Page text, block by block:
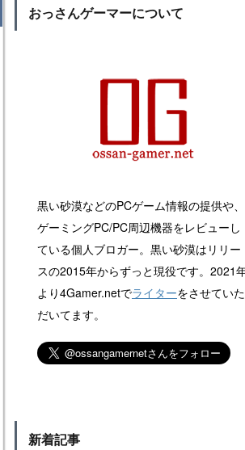
おっさんゲーマーについて
黒い砂漠などのPCゲーム情報の提供や、
ゲーミングPC/PC周辺機器をレビューし
ている個人ブロガー。黒い砂漠はリリー
スの2015年からずっと現役です。2021
より4Gamer.netでライターをさせていた
だいてます。
新着記事